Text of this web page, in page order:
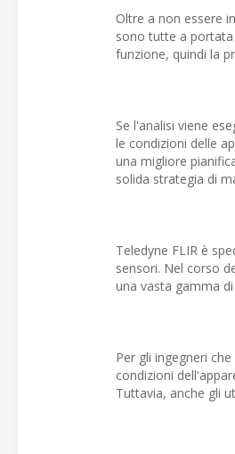
Oltre a non essere
sono tutte a portata
funzione, quindi la
Se l'analisi viene
le condizioni delle
una migliore
solida strategia di
Teledyne FLIR è
sensori. Nel corso
una vasta gamma
Per gli ingegneri
condizioni
Tuttavia, anche gli